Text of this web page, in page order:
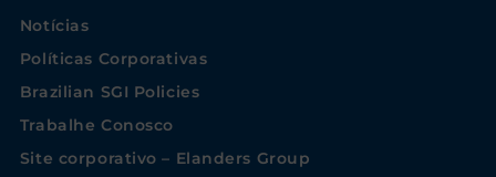
Notícias
Políticas Corporativas
Brazilian SGI Policies
Trabalhe Conosco
Site corporativo – Elanders Group